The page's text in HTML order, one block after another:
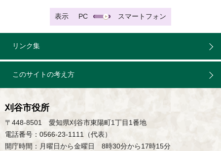
表示 PC スマートフォン
リンク集
このサイトの考え方
刈谷市役所
〒448-8501 愛知県刈谷市東陽町1丁目1番地
電話番号：0566-23-1111（代表）
開庁時間：月曜日から金曜日 8時30分から17時15分